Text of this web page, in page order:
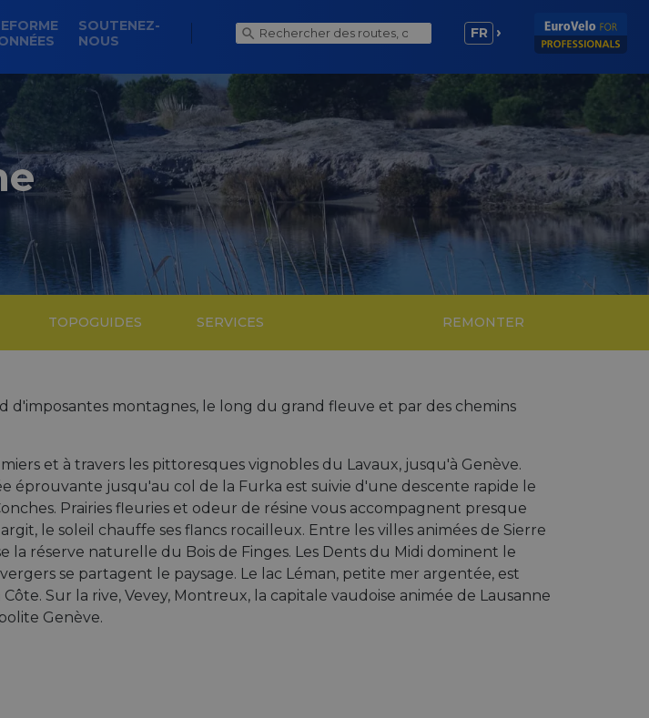
SOUTENEZ-
NOUS
FR
TOPOGUIDES SERVICES REMONTER
d'imposantes montagnes, le long du grand fleuve et par des chemins
et à travers les pittoresques vignobles du Lavaux, jusqu'à Genève.
éprouvante jusqu'au col de la Furka est suivie d'une descente rapide le
Prairies fleuries et odeur de résine vous accompagnent presque
le soleil chauffe ses flancs rocailleux. Entre les villes animées de Sierre
réserve naturelle du Bois de Finges. Les Dents du Midi dominent le
se partagent le paysage. Le lac Léman, petite mer argentée, est
Sur la rive, Vevey, Montreux, la capitale vaudoise animée de Lausanne
Genève.